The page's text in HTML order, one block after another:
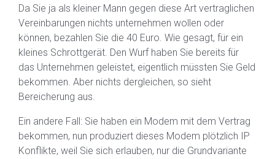
Da Sie ja als kleiner Mann gegen diese Art vertraglichen
Vereinbarungen nichts unternehmen wollen oder
können, bezahlen Sie die 40 Euro. Wie gesagt, für ein
kleines Schrottgerät. Den Wurf haben Sie bereits für
das Unternehmen geleistet, eigentlich müssten Sie Geld
bekommen. Aber nichts dergleichen, so sieht
Bereicherung aus.
Ein andere Fall: Sie haben ein Modem mit dem Vertrag
bekommen, nun produziert dieses Modem plötzlich IP
Konflikte, weil Sie sich erlauben, nur die Grundvariante